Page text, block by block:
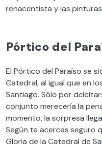
renacentista y las pinturas
Pórtico del
El Pórtico del Paraíso se
Catedral, al igual que en
Santiago. Sólo por
conjunto merecería la
momento, la sorpresa
Según te acercas seguro
Gloria de la Catedral de